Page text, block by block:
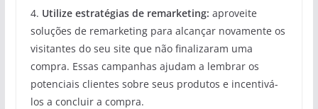
4. Utilize estratégias de remarketing: aproveite
soluções de remarketing para alcançar novamente os
visitantes do seu site que não finalizaram uma
compra. Essas campanhas ajudam a lembrar os
potenciais clientes sobre seus produtos e incentivá-
los a concluir a compra.